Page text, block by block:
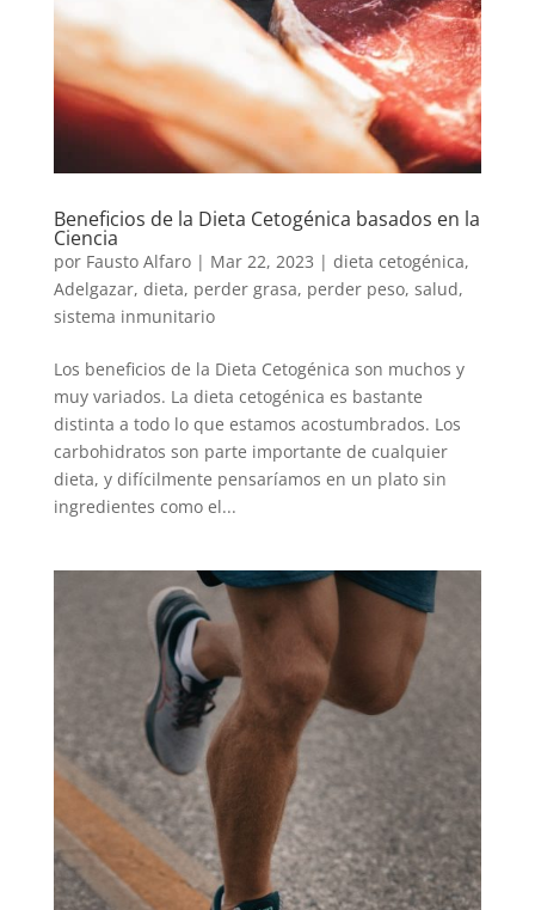
Beneficios de la Dieta Cetogénica basados en la
Ciencia
por Fausto Alfaro| Mar 22, 2023 | dieta cetogénica,
Adelgazar, dieta, perder grasa, perder peso, salud,
sistema inmunitario
Los beneficios de la Dieta Cetogénica son muchos y
muy variados. La dieta cetogénica es bastante
distinta a todo lo que estamos acostumbrados. Los
carbohidratos son parte importante de cualquier
dieta, y difícilmente pensaríamos en un plato sin
ingredientes como el...